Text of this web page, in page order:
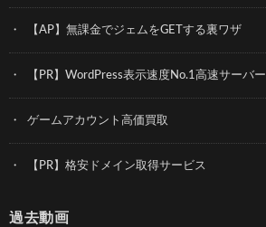
【AP】無課金でジェムをGETする裏ワザ
【PR】WordPress表示速度No.1高速サーバー
ゲームアカウント高価買取
【PR】格安ドメイン取得サービス
過去動画